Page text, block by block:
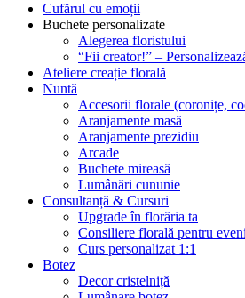
Cufărul cu emoții
Buchete personalizate
Alegerea floristului
“Fii creator!” –
Ateliere creație florală
Nuntă
Accesorii florale (coronițe,
Aranjamente masă
Aranjamente prezidiu
Arcade
Buchete mireasă
Lumânări cununie
Consultanță & Cursuri
Upgrade în florăria ta
Consiliere florală pentru
Curs personalizat 1:1
Botez
Decor cristelniță